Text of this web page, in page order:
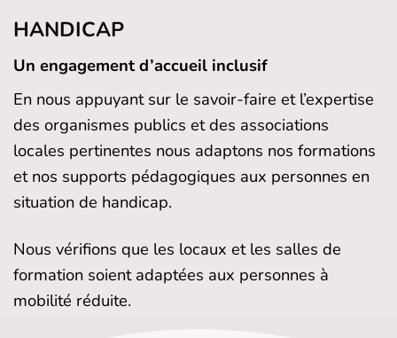
HANDICAP
Un engagement d’accueil inclusif
En nous appuyant sur le savoir-faire et l’expertise
des organismes publics et des associations
locales pertinentes nous adaptons nos formations
et nos supports pédagogiques aux personnes en
situation de handicap.
Nous vérifions que les locaux et les salles de
formation soient adaptées aux personnes à
mobilité réduite.